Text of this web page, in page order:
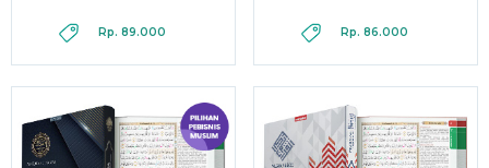
Rp. 89.000 Rp. 86.000